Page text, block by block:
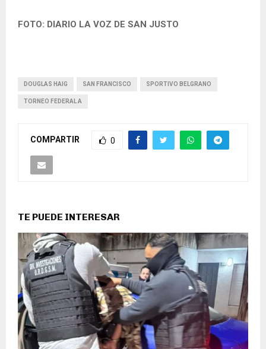
FOTO: DIARIO LA VOZ DE SAN JUSTO
DOUGLAS HAIG SAN FRANCISCO SPORTIVO BELGRANO
TORNEO FEDERAL A
COMPARTIR 0
TE PUEDE INTERESAR